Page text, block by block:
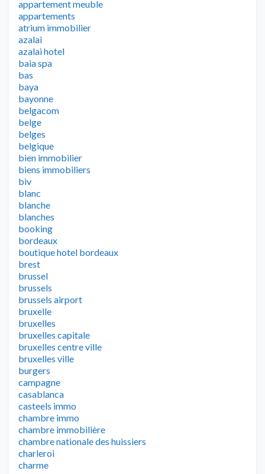
appartement meuble
appartements
atrium immobilier
azalai
azalai hotel
baia spa
bas
baya
bayonne
belgacom
belge
belges
belgique
bien immobilier
biens immobiliers
biv
blanc
blanche
blanches
booking
bordeaux
boutique hotel bordeaux
brest
brussel
brussels
brussels airport
bruxelle
bruxelles
bruxelles capitale
bruxelles centre ville
bruxelles ville
burgers
campagne
casablanca
casteels immo
chambre immo
chambre immobilière
chambre nationale des huissiers
charleroi
charme